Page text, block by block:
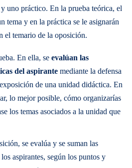
uno práctico. En la prueba teórica, el
tema y en la práctica se le asignarán
el temario de la oposición.
En ella, se evalúan las
del aspirante mediante la defensa
de una unidad didáctica. En
lo mejor posible, cómo organizarías
los temas asociados a la unidad que
se evalúa y se suman las
aspirantes, según los puntos y